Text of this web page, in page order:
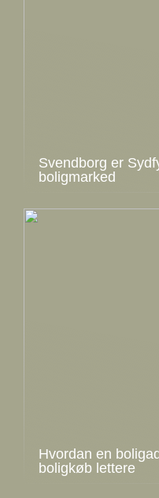
Svendborg er
boligmarked
Hvordan en
boligkøb lettere